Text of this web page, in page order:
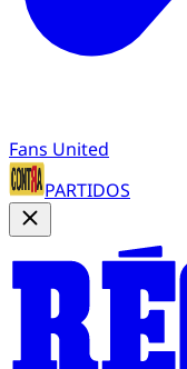
Fans United
PARTIDOS